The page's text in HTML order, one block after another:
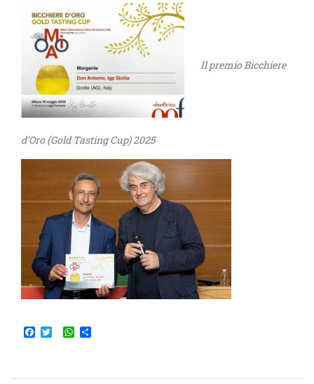
Il premio Bicchiere
d’Oro (Gold Tasting Cup) 2025
Facebook
TwitterWhatsApp